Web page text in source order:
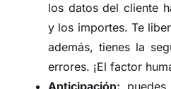
los datos del cliente
y los importes. Te
además, tienes la
errores. ¡El factor